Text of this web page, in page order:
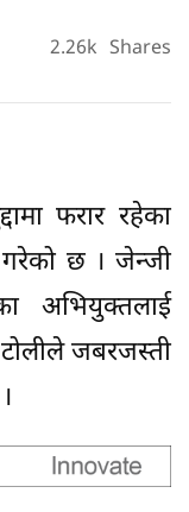
2.26k Shares
फरार रहेका
गरेको छ । जेन्जी
अभियुक्तलाई
टोलीले जबरजस्ती